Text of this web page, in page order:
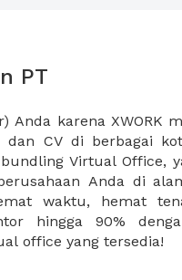
PT
office yang tersedia!